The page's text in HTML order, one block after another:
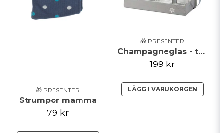
🎁 PRESENTER
Strumpor mamma
79 kr
🎁 PRESENTER
Champagneglas - together forever
199 kr
LÄGG I VARUKORGEN